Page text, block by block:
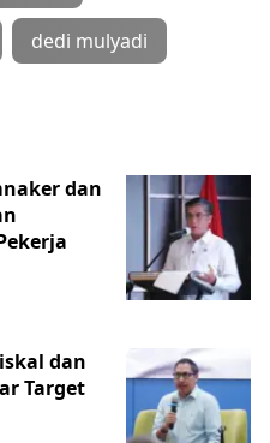
dedi mulyadi
dan
dan
Target